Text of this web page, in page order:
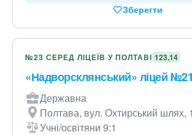
Зберегти
№23 СЕРЕД ЛІЦЕЇВ У ПОЛТАВІ 123,14
«Надворсклянський» ліцей №21
Державна
Полтава, вул. Охтирський шлях,
Учні/освітяни 9:1